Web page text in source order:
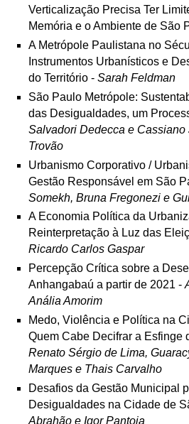
Verticalização Precisa Ter
Memória e o Ambiente de São
A Metrópole Paulistana no
Instrumentos Urbanísticos e
do Território -Sarah Feldman
São Paulo Metrópole:
das Desigualdades, um
Salvadori Dedecca e Cassiano
Trovão
Urbanismo Corporativo /
Gestão Responsável em São
Somekh, Bruna Fregonezi e
A Economia Política da
Reinterpretação à Luz das
Ricardo Carlos Gaspar
Percepção Crítica sobre a
Anhangabaú a partir de 2021 -
Anália Amorim
Medo, Violência e Política na
Quem Cabe Decifrar a Esfinge
Renato Sérgio de Lima,
Marques e Thais Carvalho
Desafios da Gestão Municipal
Desigualdades na Cidade de
Abrahão e Igor Pantoja